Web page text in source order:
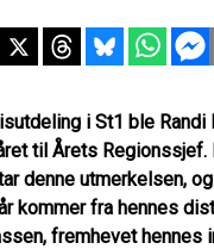
i St1 ble Randi
til Årets Regionssjef.
denne utmerkelsen,
kommer fra hennes
fremhevet hennes